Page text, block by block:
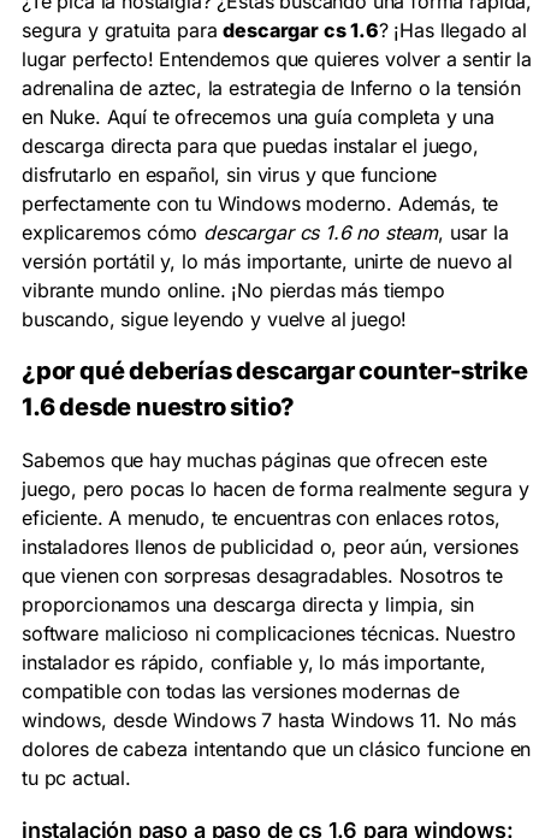
segura y gratuita paradescargar cs 1.6? ¡Has llegado al
lugar perfecto! Entendemos que quieres volver a sentir la
adrenalina de aztec, la estrategia de Inferno o la tensión
en Nuke. Aquí te ofrecemos una guía completa y una
descarga directa para que puedas instalar el juego,
disfrutarlo en español, sin virus y que funcione
perfectamente con tu Windows moderno. Además, te
explicaremos cómo descargar cs 1.6 no steam, usar la
versión portátil y, lo más importante, unirte de nuevo al
vibrante mundo online. ¡No pierdas más tiempo
buscando, sigue leyendo y vuelve al juego!
¿por qué deberíasdescargar counter-strike
1.6desde nuestro sitio?
Sabemos que hay muchas páginas que ofrecen este
juego, pero pocas lo hacen de forma realmente segura y
eficiente. A menudo, te encuentras con enlaces rotos,
instaladores llenos de publicidad o, peor aún, versiones
que vienen con sorpresas desagradables. Nosotros te
proporcionamos una descarga directa y limpia, sin
software malicioso ni complicaciones técnicas. Nuestro
instalador es rápido, confiable y, lo más importante,
compatible con todas las versiones modernas de
windows, desde Windows 7 hasta Windows 11. No más
dolores de cabeza intentando que un clásico funcione en
tu pc actual.
instalación paso a paso decs 1.6 para windows: